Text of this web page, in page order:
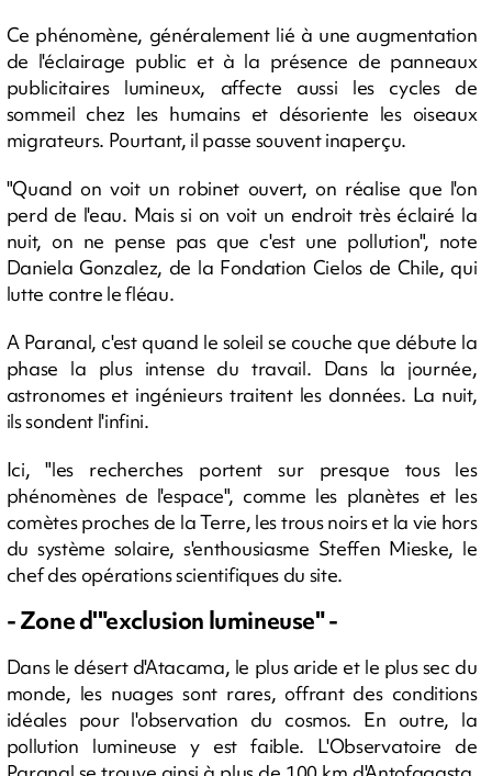
Ce phénomène, généralement lié à une augmentation
de l'éclairage public et à la présence de panneaux
publicitaires lumineux, affecte aussi les cycles de
sommeil chez les humains et désoriente les oiseaux
migrateurs. Pourtant, il passe souvent inaperçu.
"Quand on voit un robinet ouvert, on réalise que l'on
perd de l'eau. Mais si on voit un endroit très éclairé la
nuit, on ne pense pas que c'est une pollution", note
Daniela Gonzalez, de la Fondation Cielos de Chile, qui
lutte contre le fléau.
A Paranal, c'est quand le soleil se couche que débute la
phase la plus intense du travail. Dans la journée,
astronomes et ingénieurs traitent les données. La nuit,
ils sondent l'infini.
Ici, "les recherches portent sur presque tous les
phénomènes de l'espace", comme les planètes et les
comètes proches de la Terre, les trous noirs et la vie hors
du système solaire, s'enthousiasme Steffen Mieske, le
chef des opérations scientifiques du site.
- Zone d'"exclusion lumineuse" -
Dans le désert d'Atacama, le plus aride et le plus sec du
monde, les nuages sont rares, offrant des conditions
idéales pour l'observation du cosmos. En outre, la
pollution lumineuse y est faible. L'Observatoire de